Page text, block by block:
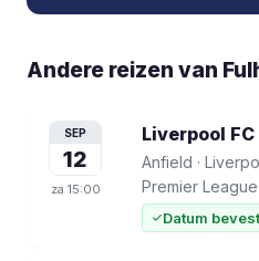
Andere reizen van
SEP
12
za 15:00
Anfield ·
Premier League
Datum